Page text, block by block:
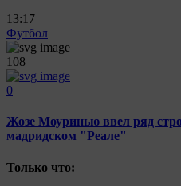
13:17
Футбол
108
0
Жозе Моуринью ввел ряд
мадридском "Реале"
Только что: